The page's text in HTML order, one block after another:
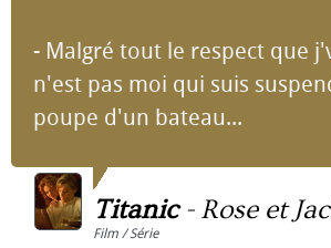
- Malgré tout le respect que
n'est pas moi qui suis
poupe d'un bateau...
Titanic- Rose et
Film / Série